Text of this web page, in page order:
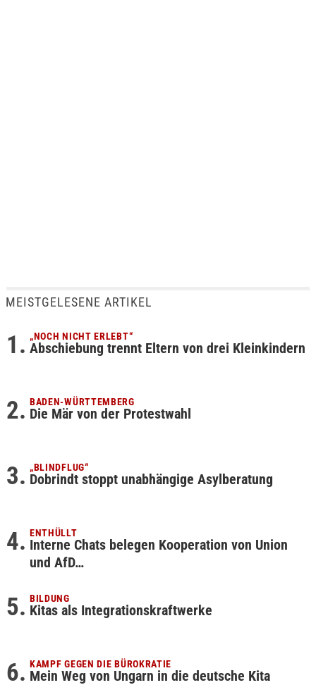
MEISTGELESENE ARTIKEL
„NOCH NICHT ERLEBT“
Abschiebung trennt Eltern von drei Kleinkindern
BADEN-WÜRTTEMBERG
Die Mär von der Protestwahl
„BLINDFLUG“
Dobrindt stoppt unabhängige Asylberatung
ENTHÜLLT
Interne Chats belegen Kooperation von Union
und AfD…
BILDUNG
Kitas als Integrationskraftwerke
KAMPF GEGEN DIE BÜROKRATIE
Mein Weg von Ungarn in die deutsche Kita